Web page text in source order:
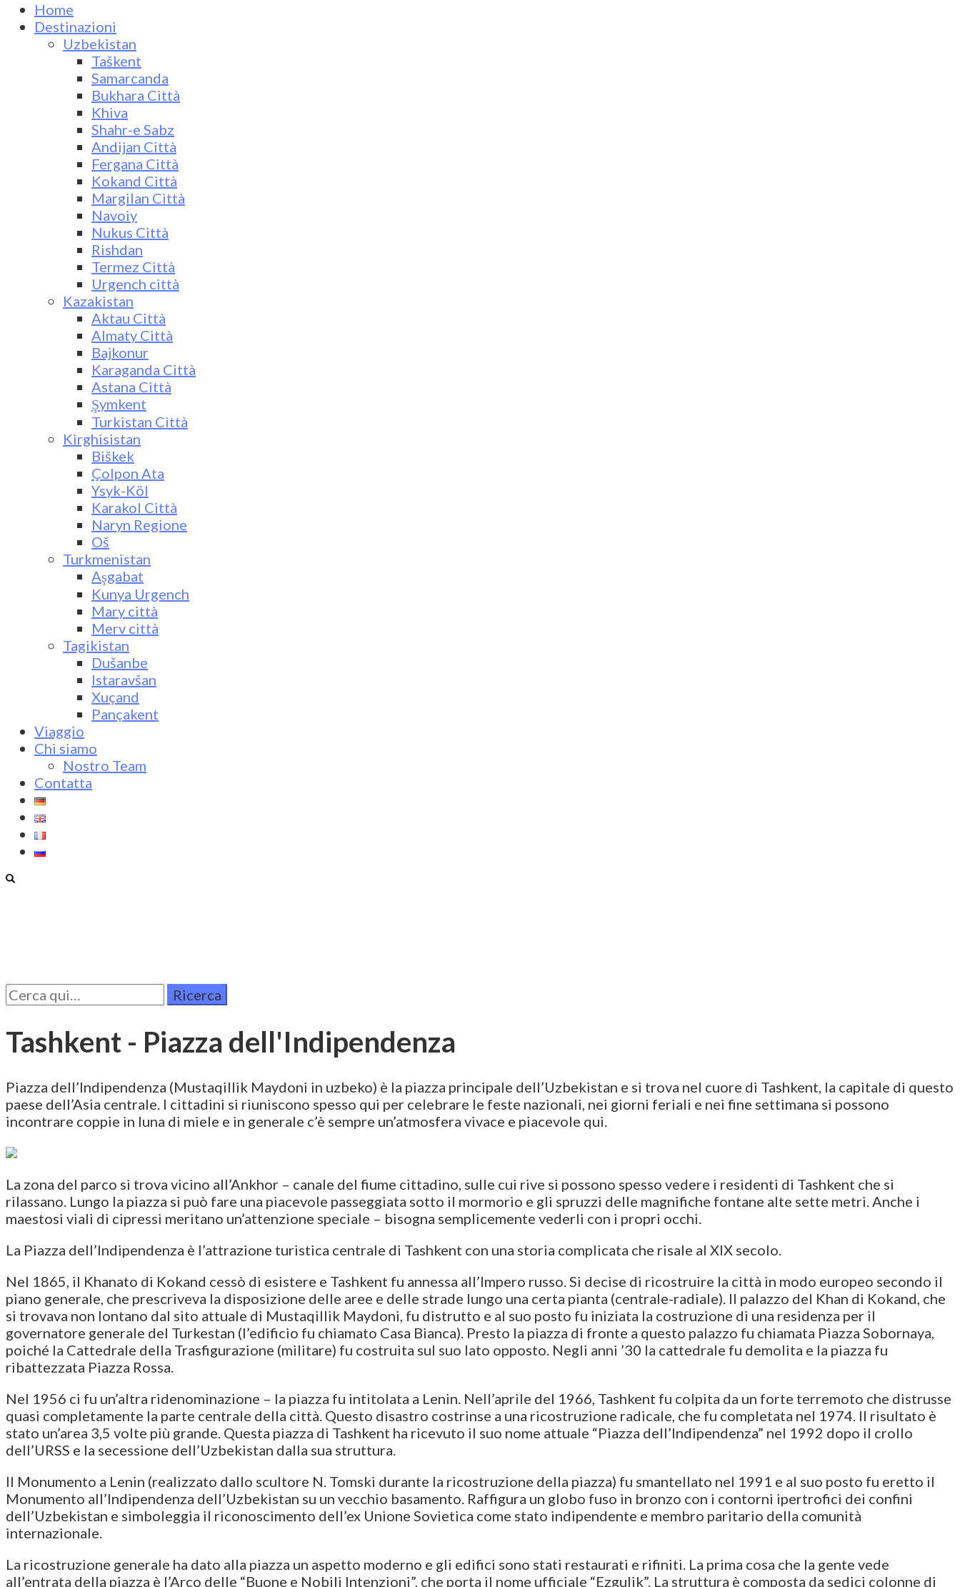
Home
Destinazioni
Uzbekistan
Taškent
Samarcanda
Bukhara Città
Khiva
Shahr-e Sabz
Andijan Città
Fergana Città
Kokand Città
Margilan Città
Navoiy
Nukus Città
Rishdan
Termez Città
Urgench città
Kazakistan
Aktau Città
Almaty Città
Bajkonur
Karaganda Città
Astana Città
Şymkent
Turkistan Città
Kirghisistan
Biškek
Çolpon Ata
Ysyk-Köl
Karakol Città
Naryn Regione
Oš
Turkmenistan
Aşgabat
Kunya Urgench
Mary città
Merv città
Tagikistan
Dušanbe
Istaravšan
Xuçand
Pançakent
Viaggio
Chi siamo
Nostro Team
Contatta
Cerca
per:
Tashkent - Piazza dell'Indipendenza
Piazza dell’Indipendenza (Mustaqillik Maydoni in uzbeko) è la piazza principale dell’Uzbekistan e si trova nel cuore di Tashkent, la capitale di questo
paese dell’Asia centrale. I cittadini si riuniscono spesso qui per celebrare le feste nazionali, nei giorni feriali e nei fine settimana si possono
incontrare coppie in luna di miele e in generale c’è sempre un’atmosfera vivace e piacevole qui.
La zona del parco si trova vicino all’Ankhor – canale del fiume cittadino, sulle cui rive si possono spesso vedere i residenti di Tashkent che si
rilassano. Lungo la piazza si può fare una piacevole passeggiata sotto il mormorio e gli spruzzi delle magnifiche fontane alte sette metri. Anche i
maestosi viali di cipressi meritano un’attenzione speciale – bisogna semplicemente vederli con i propri occhi.
La Piazza dell’Indipendenza è l’attrazione turistica centrale di Tashkent con una storia complicata che risale al XIX secolo.
Nel 1865, il Khanato di Kokand cessò di esistere e Tashkent fu annessa all’Impero russo. Si decise di ricostruire la città in modo europeo secondo il
piano generale, che prescriveva la disposizione delle aree e delle strade lungo una certa pianta (centrale-radiale). Il palazzo del Khan di Kokand, che
si trovava non lontano dal sito attuale di Mustaqillik Maydoni, fu distrutto e al suo posto fu iniziata la costruzione di una residenza per il
governatore generale del Turkestan (l’edificio fu chiamato Casa Bianca). Presto la piazza di fronte a questo palazzo fu chiamata Piazza Sobornaya,
poiché la Cattedrale della Trasfigurazione (militare) fu costruita sul suo lato opposto. Negli anni ’30 la cattedrale fu demolita e la piazza fu
ribattezzata Piazza Rossa.
Nel 1956 ci fu un’altra ridenominazione – la piazza fu intitolata a Lenin. Nell’aprile del 1966, Tashkent fu colpita da un forte terremoto che distrusse
quasi completamente la parte centrale della città. Questo disastro costrinse a una ricostruzione radicale, che fu completata nel 1974. Il risultato è
stato un’area 3,5 volte più grande. Questa piazza di Tashkent ha ricevuto il suo nome attuale “Piazza dell’Indipendenza” nel 1992 dopo il crollo
dell’URSS e la secessione dell’Uzbekistan dalla sua struttura.
Il Monumento a Lenin (realizzato dallo scultore N. Tomski durante la ricostruzione della piazza) fu smantellato nel 1991 e al suo posto fu eretto il
Monumento all’Indipendenza dell’Uzbekistan su un vecchio basamento. Raffigura un globo fuso in bronzo con i contorni ipertrofici dei confini
dell’Uzbekistan e simboleggia il riconoscimento dell’ex Unione Sovietica come stato indipendente e membro paritario della comunità
internazionale.
La ricostruzione generale ha dato alla piazza un aspetto moderno e gli edifici sono stati restaurati e rifiniti. La prima cosa che la gente vede
all’entrata della piazza è l’Arco delle “Buone e Nobili Intenzioni”, che porta il nome ufficiale “Ezgulik”. La struttura è composta da sedici colonne di